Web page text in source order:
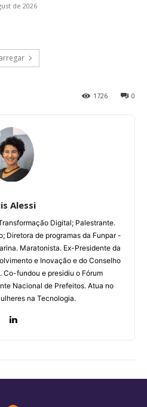
de 2026
0
1726
Alessi
Digital; Palestrante.
Diretora de programas da Funpar -
Maratonista. Ex-Presidente da
e Inovação e do Conselho
Co-fundou e presidiu o Fórum
Nacional de Prefeitos. Atua no
na Tecnologia.